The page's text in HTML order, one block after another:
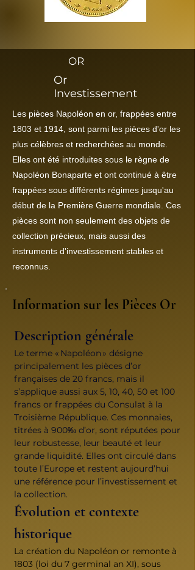
OR
Or
Investissement
Les pièces Napoléon en or, frappées entre
1803 et 1914, sont parmi les pièces d'or les
plus célèbres et recherchées au monde.
Elles ont été introduites sous le règne de
Napoléon Bonaparte et ont continué à être
frappées sous différents régimes jusqu'au
début de la Première Guerre mondiale. Ces
pièces sont non seulement des objets de
collection précieux, mais aussi des
instruments d'investissement stables et
reconnus.
Information sur les Pièces Or
Description générale
Le terme « Napoléon » désigne
principalement les pièces d’or
françaises de 20 francs, mais il
s’applique aussi aux 5, 10, 40, 50 et 100
francs or frappées du Consulat à la
Troisième République. Ces monnaies,
titrées à 900‰ d’or, sont réputées pour
leur robustesse, leur beauté et leur
grande liquidité. Elles ont circulé dans
toute l’Europe et restent aujourd’hui
une référence pour l’investissement et
la collection.
Évolution et contexte
historique
La création du Napoléon or remonte à
1803 (loi du 7 germinal an XI), sous